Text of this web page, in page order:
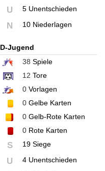
U 5 Unentschieden
N 10 Niederlagen
D-Jugend
38 Spiele
12 Tore
0Vorlagen
0Gelbe Karten
0Gelb-Rote Karten
0Rote Karten
S 19 Siege
U 4 Unentschieden